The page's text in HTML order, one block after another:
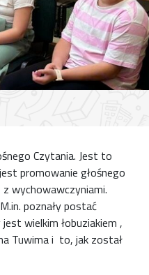
Czytania. Jest to
promowanie głośnego
wychowawczyniami.
poznały postać
wielkim łobuziakiem ,
Tuwima i to, jak został